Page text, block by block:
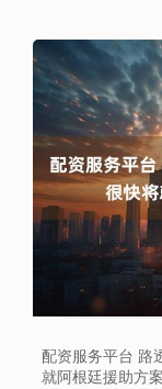
配资服务平台 路
就阿根廷援助方